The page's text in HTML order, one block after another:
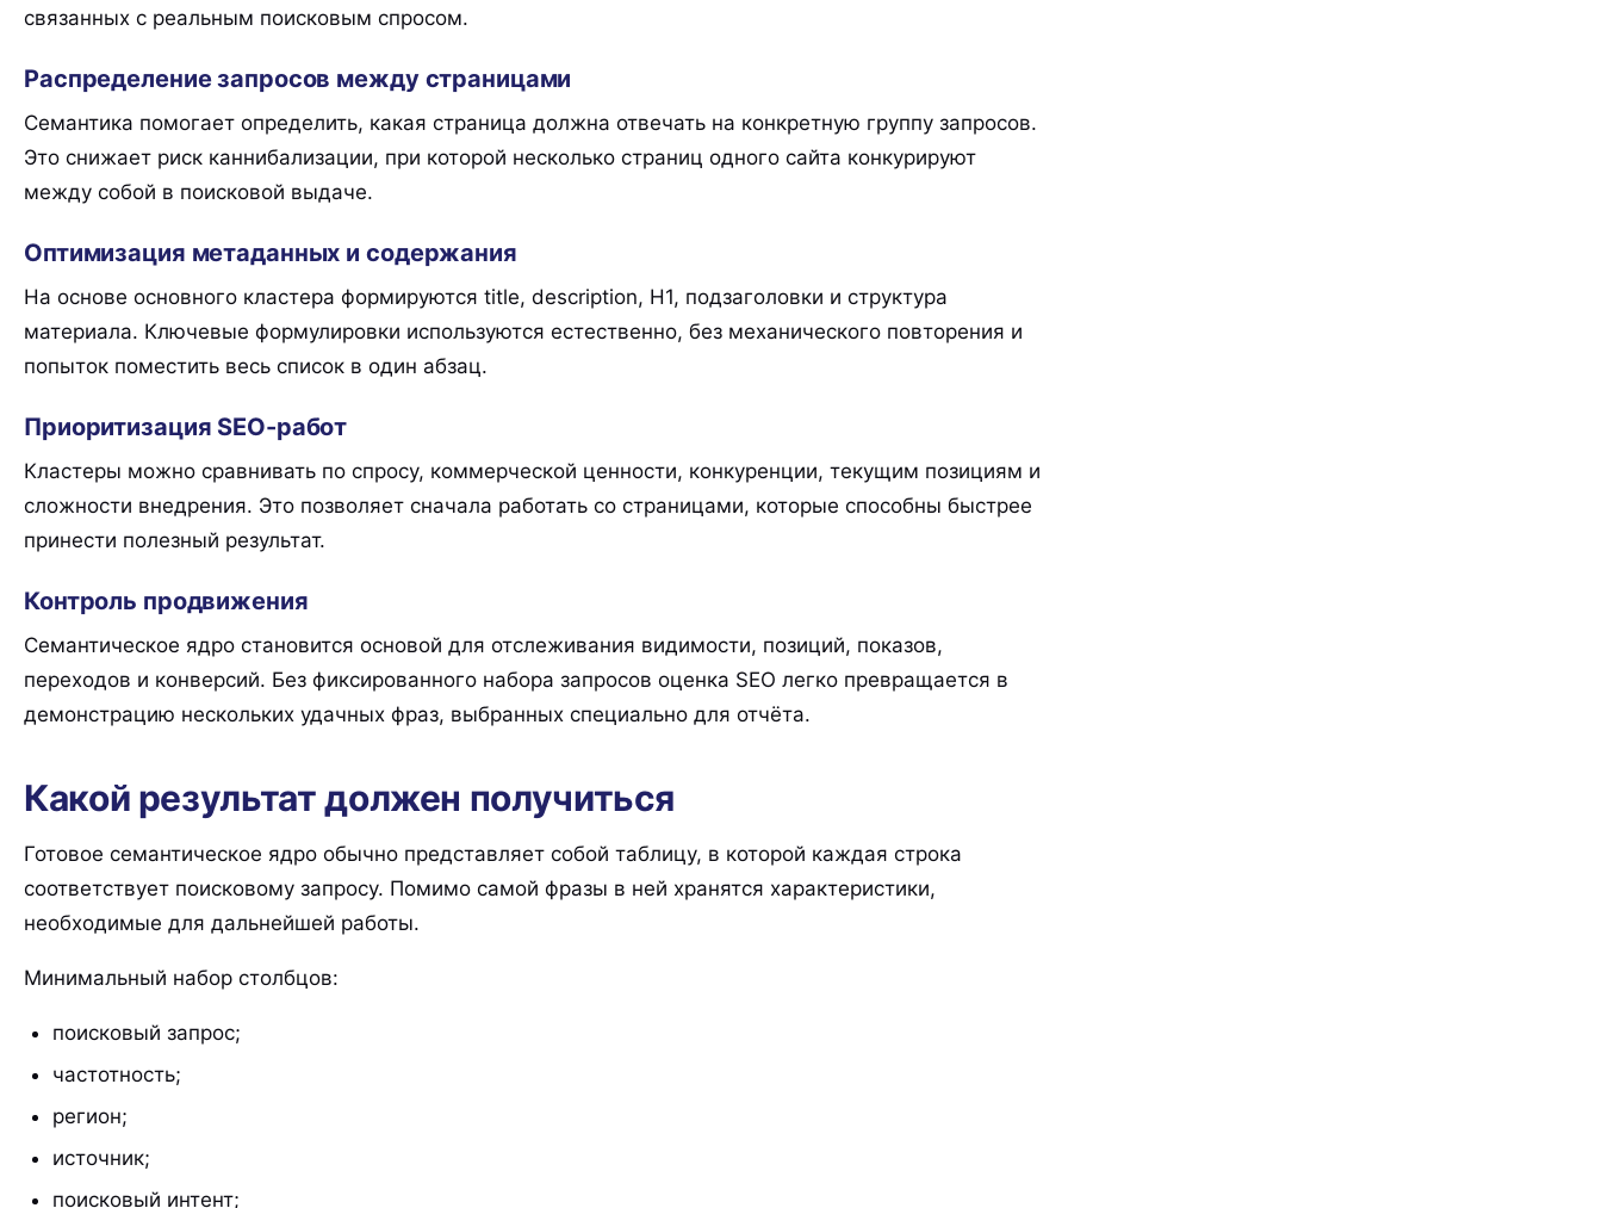
связанных с реальным поисковым спросом.
Распределение запросов между страницами
Семантика помогает определить, какая страница должна отвечать на конкретную группу запросов.
Это снижает риск каннибализации, при которой несколько страниц одного сайта конкурируют
между собой в поисковой выдаче.
Оптимизация метаданных и содержания
На основе основного кластера формируются title, description, H1, подзаголовки и структура
материала. Ключевые формулировки используются естественно, без механического повторения и
попыток поместить весь список в один абзац.
Приоритизация SEO-работ
Кластеры можно сравнивать по спросу, коммерческой ценности, конкуренции, текущим позициям и
сложности внедрения. Это позволяет сначала работать со страницами, которые способны быстрее
принести полезный результат.
Контроль продвижения
Семантическое ядро становится основой для отслеживания видимости, позиций, показов,
переходов и конверсий. Без фиксированного набора запросов оценка SEO легко превращается в
демонстрацию нескольких удачных фраз, выбранных специально для отчёта.
Какой результат должен получиться
Готовое семантическое ядро обычно представляет собой таблицу, в которой каждая строка
соответствует поисковому запросу. Помимо самой фразы в ней хранятся характеристики,
необходимые для дальнейшей работы.
Минимальный набор столбцов:
поисковый запрос;
частотность;
регион;
источник;
поисковый интент;